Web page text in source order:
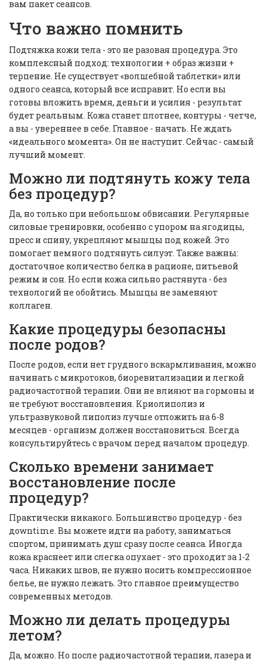
вам пакет сеансов.
Что важно помнить
Подтяжка кожи тела - это не разовая процедура. Это
комплексный подход: технологии + образ жизни +
терпение. Не существует «волшебной таблетки» или
одного сеанса, который все исправит. Но если вы
готовы вложить время, деньги и усилия - результат
будет реальным. Кожа станет плотнее, контуры - четче,
а вы - увереннее в себе. Главное - начать. Не ждать
«идеального момента». Он не наступит. Сейчас - самый
лучший момент.
Можно ли подтянуть кожу тела
без процедур?
Да, но только при небольшом обвисании. Регулярные
силовые тренировки, особенно с упором на ягодицы,
пресс и спину, укрепляют мышцы под кожей. Это
помогает немного подтянуть силуэт. Также важны:
достаточное количество белка в рационе, питьевой
режим и сон. Но если кожа сильно растянута - без
технологий не обойтись. Мышцы не заменяют
коллаген.
Какие процедуры безопасны
после родов?
После родов, если нет грудного вскармливания, можно
начинать с микротоков, биоревитализации и легкой
радиочастотной терапии. Они не влияют на гормоны и
не требуют восстановления. Криолиполиз и
ультразвуковой липолиз лучше отложить на 6-8
месяцев - организм должен восстановиться. Всегда
консультируйтесь с врачом перед началом процедур.
Сколько времени занимает
восстановление после
процедур?
Практически никакого. Большинство процедур - без
дowntime. Вы можете идти на работу, заниматься
спортом, принимать душ сразу после сеанса. Иногда
кожа краснеет или слегка опухает - это проходит за 1-2
часа. Никаких швов, не нужно носить компрессионное
белье, не нужно лежать. Это главное преимущество
современных методов.
Можно ли делать процедуры
летом?
Да, можно. Но после радиочастотной терапии, лазера и